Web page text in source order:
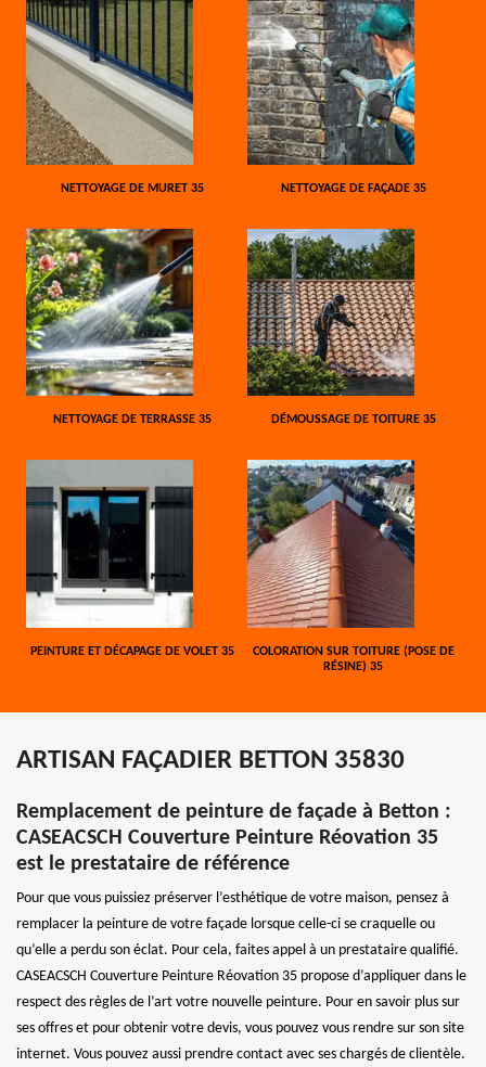
NETTOYAGE DE MURET 35 NETTOYAGE DE FAÇADE 35
NETTOYAGE DE TERRASSE 35 DÉMOUSSAGE DE TOITURE 35
PEINTURE ET DÉCAPAGE DE VOLET 35
COLORATION SUR TOITURE (POSE DE
RÉSINE) 35
ARTISAN FAÇADIER BETTON 35830
Remplacement de peinture de façade à Betton :
CASEACSCH Couverture Peinture Réovation 35
est le prestataire de référence
Pour que vous puissiez préserver l’esthétique de votre maison, pensez à
remplacer la peinture de votre façade lorsque celle-ci se craquelle ou
qu’elle a perdu son éclat. Pour cela, faites appel à un prestataire qualifié.
CASEACSCH Couverture Peinture Réovation 35 propose d’appliquer dans le
respect des règles de l’art votre nouvelle peinture. Pour en savoir plus sur
ses offres et pour obtenir votre devis, vous pouvez vous rendre sur son site
internet. Vous pouvez aussi prendre contact avec ses chargés de clientèle.